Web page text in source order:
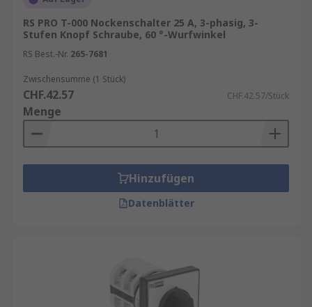
RS PRO T-000 Nockenschalter 25 A, 3-phasig, 3-
Stufen Knopf Schraube, 60 °-Wurfwinkel
RS Best.-Nr. 265-7681
Zwischensumme (1 Stück)
CHF.42.57 CHF.42.57/Stück
Menge
Hinzufügen
Datenblätter